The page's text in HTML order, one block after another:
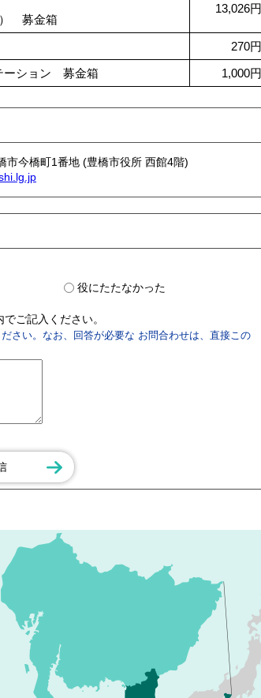
募金箱
13,026円
270円
ーション 募金箱
1,000円
市今橋町1番地 (豊橋市役所 西館4階)
役にたたなかった
ご記入ください。
さい。なお、回答が必要な お問合わせは、直接この